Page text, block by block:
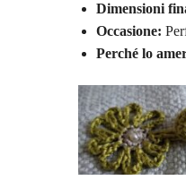
Dimensioni
Occasione:
Perché lo